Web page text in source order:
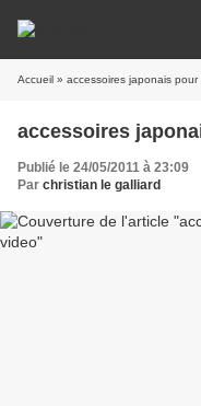
Accueil » accessoires japonais
accessoires
Publié le 24/05/2011 à 23:09
Par christian le galliard